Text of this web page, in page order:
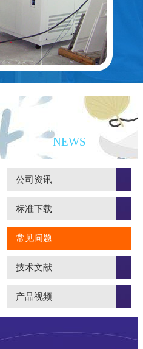
新闻资讯
NEWS
公司资讯
标准下载
常见问题
技术文献
产品视频